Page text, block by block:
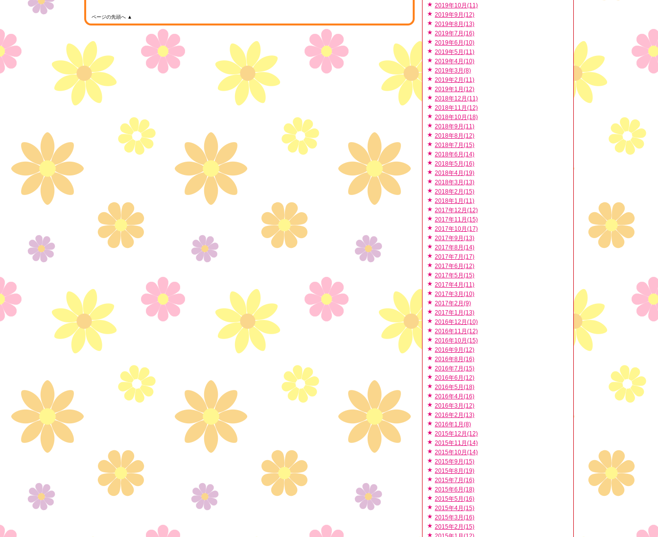
ページの先頭へ ▲
2019年10月(11)
2019年9月(12)
2019年8月(13)
2019年7月(16)
2019年6月(10)
2019年5月(11)
2019年4月(10)
2019年3月(8)
2019年2月(11)
2019年1月(12)
2018年12月(11)
2018年11月(12)
2018年10月(18)
2018年9月(11)
2018年8月(12)
2018年7月(15)
2018年6月(14)
2018年5月(16)
2018年4月(19)
2018年3月(13)
2018年2月(15)
2018年1月(11)
2017年12月(12)
2017年11月(15)
2017年10月(17)
2017年9月(13)
2017年8月(14)
2017年7月(17)
2017年6月(12)
2017年5月(15)
2017年4月(11)
2017年3月(10)
2017年2月(9)
2017年1月(13)
2016年12月(10)
2016年11月(12)
2016年10月(15)
2016年9月(12)
2016年8月(16)
2016年7月(15)
2016年6月(12)
2016年5月(18)
2016年4月(16)
2016年3月(12)
2016年2月(13)
2016年1月(8)
2015年12月(12)
2015年11月(14)
2015年10月(14)
2015年9月(15)
2015年8月(19)
2015年7月(16)
2015年6月(18)
2015年5月(16)
2015年4月(15)
2015年3月(16)
2015年2月(15)